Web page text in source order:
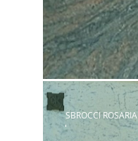
SBROCCI ROSARIA